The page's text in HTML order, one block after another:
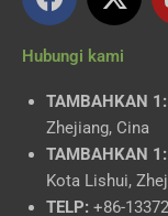
n
o
n
e
s
i
a
w
t
t
e
r
-
X
Hubungi kami
TAMBAHKAN 1:
Zhejiang, Cina
TAMBAHKAN 1:
Kota Lishui,
TELP: +86-